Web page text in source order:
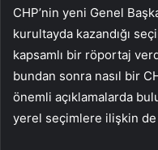
CHP’nin yeni Genel
kurultayda kazandığı
kapsamlı bir röportaj
bundan sonra nasıl bir
önemli açıklamalarda
yerel seçimlere ilişkin de